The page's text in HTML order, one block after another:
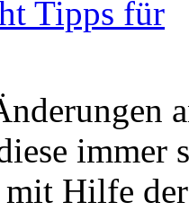
Tipps für
immer
Hilfe